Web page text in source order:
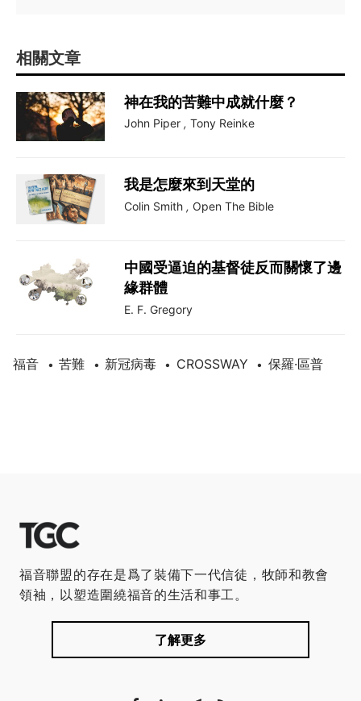
相關文章
神在我的苦難中成就什麼？
John Piper , Tony Reinke
我是怎麼來到天堂的
Colin Smith , Open The Bible
中國受逼迫的基督徒反而關懷了邊
緣群體
E. F. Gregory
福音 • 苦難 • 新冠病毒 • CROSSWAY • 保羅·區普
福音聯盟的存在是爲了裝備下一代信徒，牧師和教會
領袖，以塑造圍繞福音的生活和事工。
了解更多